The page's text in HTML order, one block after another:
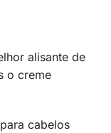
alisante de
o creme
cabelos